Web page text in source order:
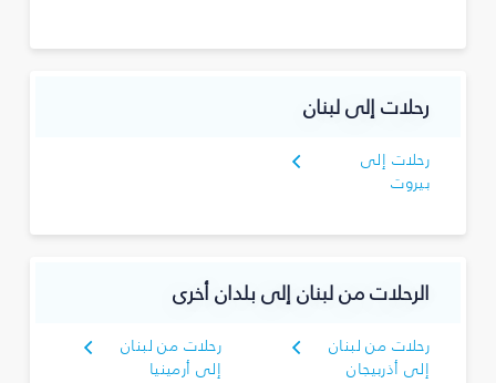
رحلات إلى لبنان
رحلات إلى
بيروت
الرحلات من لبنان إلى بلدان أخرى
رحلات من لبنان
إلى أذربيجان
رحلات من لبنان
إلى أرمينيا